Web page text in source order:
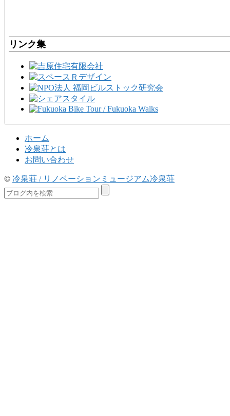
リンク集
ホーム
冷泉荘とは
お問い合わせ
© 冷泉荘 / リノベーションミュージアム冷泉荘